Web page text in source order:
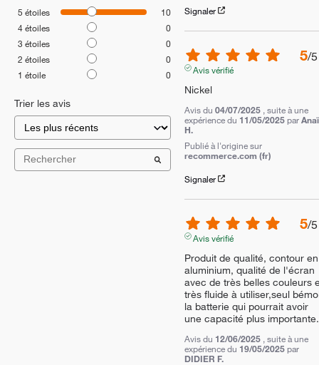
5 étoiles
10
4étoiles
0
3 étoiles
0
2 étoiles
0
1 étoile 0
Trier les avis
Signaler
5/5
Avis vérifié
Nickel
Avis du 04/07/2025 , suite à une
expérience du 11/05/2025 par
H.
Publié à l'origine sur
recommerce.com (fr)
Signaler
5/5
Avis vérifié
Produit de qualité, contour en
aluminium, qualité de l'écran
avec de très belles couleurs
très fluide à utiliser,seul
la batterie qui pourrait avoir
une capacité plus importante.
Avis du 12/06/2025 , suite à une
expérience du 19/05/2025 par
DIDIER F.